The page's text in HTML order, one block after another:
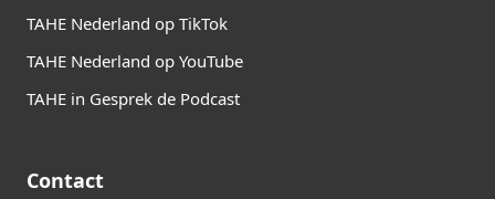
TAHE Nederland op TikTok
TAHE Nederland op YouTube
TAHE in Gesprek de Podcast
Contact